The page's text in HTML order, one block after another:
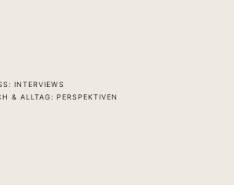
INTERVIEWS
& ALLTAG: PERSPEKTIVEN